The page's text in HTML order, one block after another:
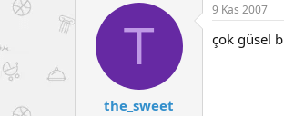
T
the_sweet
9 Kas 2007
çok güsel